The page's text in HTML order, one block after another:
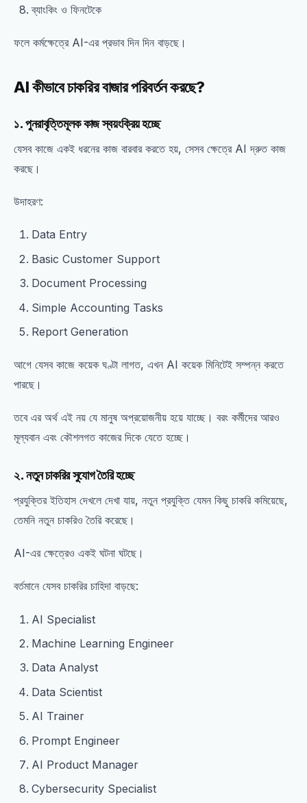
ব্যাংকিং ও ফিনটেকে
ফলে কর্মক্ষেত্রে AI-এর প্রভাব দিন দিন বাড়ছে।
AI কীভাবে চাকরির বাজার পরিবর্তন করছে?
১. পুনরাবৃত্তিমূলক কাজ স্বয়ংক্রিয় হচ্ছে
যেসব কাজে একই ধরনের কাজ বারবার করতে হয়, সেসব ক্ষেত্রে AI দ্রুত কাজ
করছে।
উদাহরণ:
Data Entry
Basic Customer Support
Document Processing
Simple Accounting Tasks
Report Generation
আগে যেসব কাজে কয়েক ঘণ্টা লাগত, এখন AI কয়েক মিনিটেই সম্পন্ন করতে
পারছে।
তবে এর অর্থ এই নয় যে মানুষ অপ্রয়োজনীয় হয়ে যাচ্ছে। বরং কর্মীদের আরও
মূল্যবান এবং কৌশলগত কাজের দিকে যেতে হচ্ছে।
২. নতুন চাকরির সুযোগ তৈরি হচ্ছে
প্রযুক্তির ইতিহাস দেখলে দেখা যায়, নতুন প্রযুক্তি যেমন কিছু চাকরি কমিয়েছে,
তেমনি নতুন চাকরিও তৈরি করেছে।
AI-এর ক্ষেত্রেও একই ঘটনা ঘটছে।
বর্তমানে যেসব চাকরির চাহিদা বাড়ছে:
AI Specialist
Machine Learning Engineer
Data Analyst
Data Scientist
AI Trainer
Prompt Engineer
AI Product Manager
Cybersecurity Specialist